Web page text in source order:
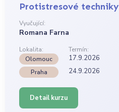
Protistresové techniky
Vyučující:
Romana Farna
Lokalita:
Termín:
Olomouc
17.9.2026
Praha 24.9.2026
Detail kurzu